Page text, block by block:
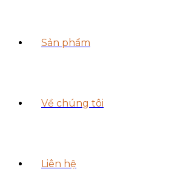
Sản phẩm
Về chúng tôi
Liên hệ